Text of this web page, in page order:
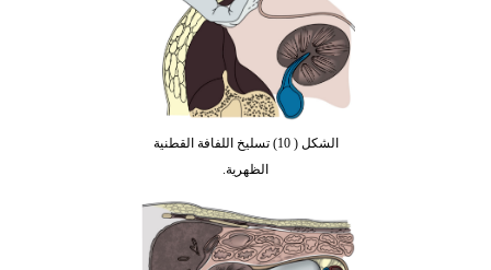
الشكل ( 10) تسليخ اللفافة القطنية
الظهرية.